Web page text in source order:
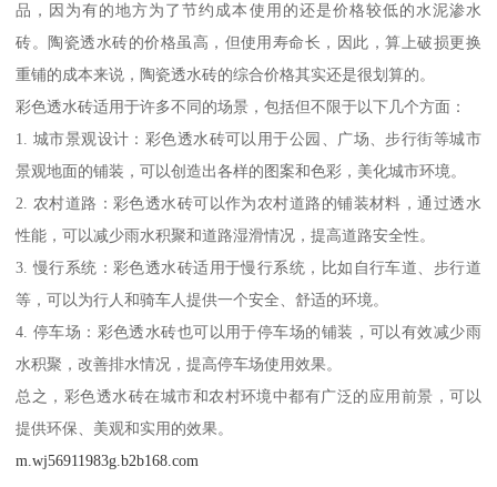
品，因为有的地方为了节约成本使用的还是价格较低的水泥渗水
砖。陶瓷透水砖的价格虽高，但使用寿命长，因此，算上破损更换
重铺的成本来说，陶瓷透水砖的综合价格其实还是很划算的。
彩色透水砖适用于许多不同的场景，包括但不限于以下几个方面：
1. 城市景观设计：彩色透水砖可以用于公园、广场、步行街等城市
景观地面的铺装，可以创造出各样的图案和色彩，美化城市环境。
2. 农村道路：彩色透水砖可以作为农村道路的铺装材料，通过透水
性能，可以减少雨水积聚和道路湿滑情况，提高道路安全性。
3. 慢行系统：彩色透水砖适用于慢行系统，比如自行车道、步行道
等，可以为行人和骑车人提供一个安全、舒适的环境。
4. 停车场：彩色透水砖也可以用于停车场的铺装，可以有效减少雨
水积聚，改善排水情况，提高停车场使用效果。
总之，彩色透水砖在城市和农村环境中都有广泛的应用前景，可以
提供环保、美观和实用的效果。
m.wj56911983g.b2b168.com